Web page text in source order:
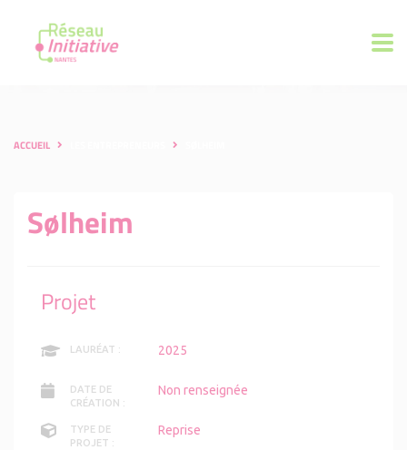
ACCUEIL
Sølheim
Projet
LAURÉAT : 2025
DATE DE
CRÉATION :
Non renseignée
TYPE DE
PROJET :
Reprise